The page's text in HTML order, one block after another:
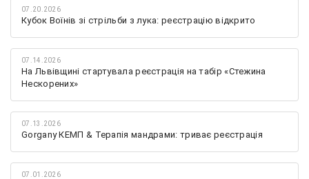
07.20.2026
Кубок Воїнів зі стрільби з лука: реєстрацію відкрито
07.14.2026
На Львівщині стартувала реєстрація на табір «Стежина
Нескорених»
07.13.2026
Gorgany КЕМП & Терапія мандрами: триває реєстрація
07.01.2026